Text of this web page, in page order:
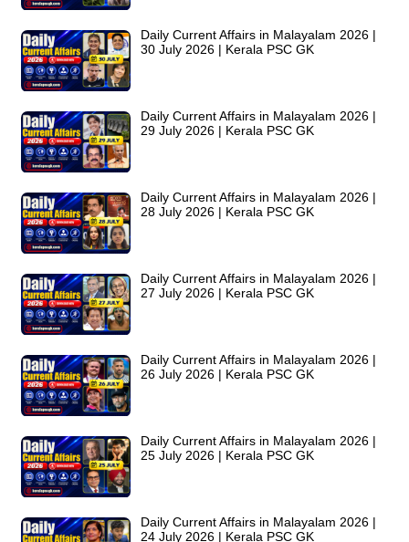
Daily Current Affairs in Malayalam 2026 |
30 July 2026 | Kerala PSC GK
Daily Current Affairs in Malayalam 2026 |
29 July 2026 | Kerala PSC GK
Daily Current Affairs in Malayalam 2026 |
28 July 2026 | Kerala PSC GK
Daily Current Affairs in Malayalam 2026 |
27 July 2026 | Kerala PSC GK
Daily Current Affairs in Malayalam 2026 |
26 July 2026 | Kerala PSC GK
Daily Current Affairs in Malayalam 2026 |
25 July 2026 | Kerala PSC GK
Daily Current Affairs in Malayalam 2026 |
24 July 2026 | Kerala PSC GK